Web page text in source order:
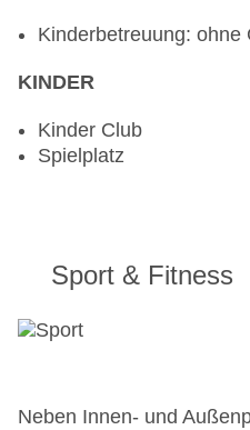
Kinderbetreuung: ohne
KINDER
Kinder Club
Spielplatz
Sport & Fitness
Neben Innen- und